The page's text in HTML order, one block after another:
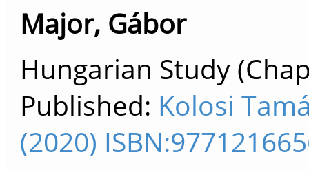
Major, Gábor
Hungarian Study
Published: Kolosi
(2020)